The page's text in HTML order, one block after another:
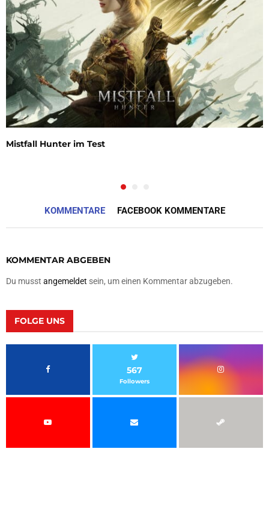
Mistfall Hunter im Test
KOMMENTARE FACEBOOK KOMMENTARE
KOMMENTAR ABGEBEN
Du musst angemeldet sein, um einen Kommentar abzugeben.
FOLGE UNS
567
Followers